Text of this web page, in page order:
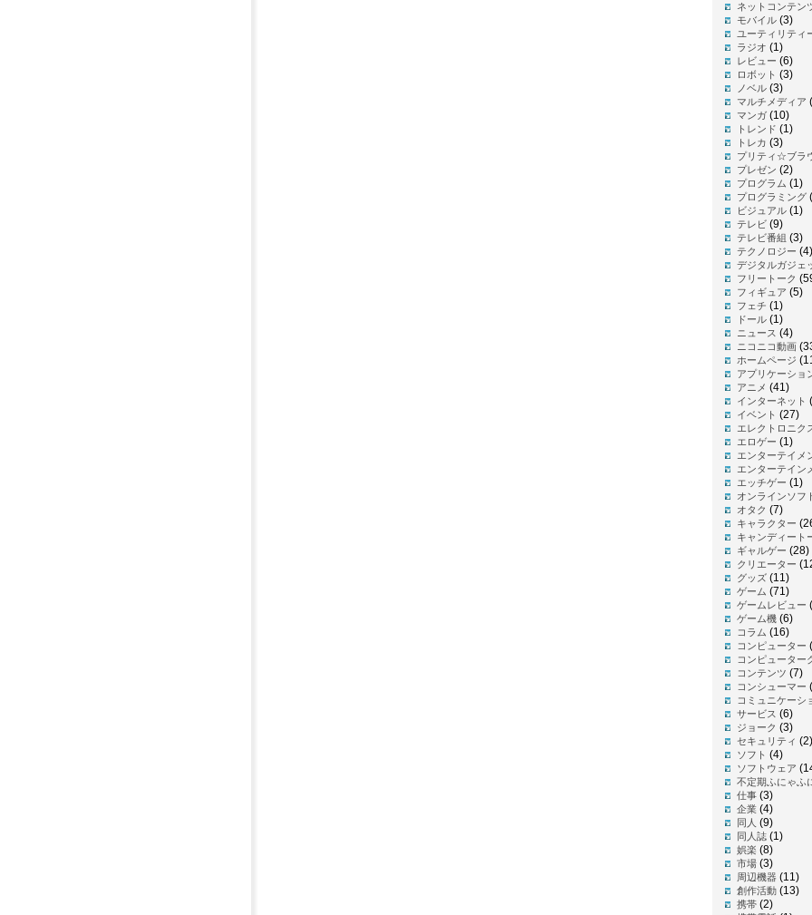
ネットコンテン
モバイル (3)
ユーティリティ
ラジオ (1)
レビュー (6)
ロボット (3)
ノベル (3)
マルチメディア
マンガ (10)
トレンド (1)
トレカ (3)
プリティ☆ブラ
プレゼン (2)
プログラム (1)
プログラミング
ビジュアル (1)
テレビ (9)
テレビ番組 (3)
テクノロジー (4)
デジタルガジェ
フリートーク
フィギュア (5)
フェチ (1)
ドール (1)
ニュース (4)
ニコニコ動画
ホームページ
アプリケーショ
アニメ (41)
インターネット
イベント (27)
エレクトロニク
エロゲー (1)
エンターテイメ
エンターテイン
エッチゲー (1)
オンラインソフ
オタク (7)
キャラクター
キャンディート
ギャルゲー (28)
クリエーター
グッズ (11)
ゲーム (71)
ゲームレビュー
ゲーム機 (6)
コラム (16)
コンピューター
コンピューター
コンテンツ (7)
コンシューマー
コミュニケーシ
サービス (6)
ジョーク (3)
セキュリティ (2)
ソフト (4)
ソフトウェア
不定期ふにゃふ
仕事 (3)
企業 (4)
同人 (9)
同人誌 (1)
娯楽 (8)
市場 (3)
周辺機器 (11)
創作活動 (13)
携帯 (2)